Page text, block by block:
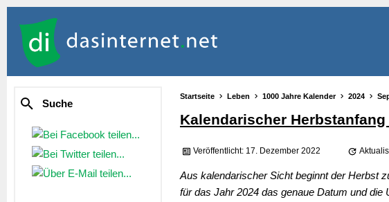
Suche
Startseite Leben 1000 Jahre Kalender 2024
Kalendarischer Herbstanfang
Veröffentlicht: 17. Dezember 2022
Aus kalendarischer Sicht beginnt der Herbst
für das Jahr 2024 das genaue Datum und die